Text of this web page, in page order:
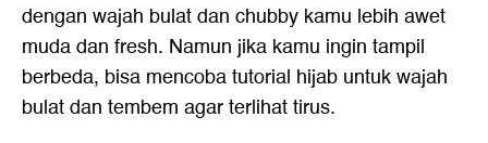
dengan wajah bulat dan chubby kamu lebih awet
muda dan fresh. Namun jika kamu ingin tampil
berbeda, bisa mencobatutorial hijab untuk wajah
bulatdan tembem agar terlihat tirus.